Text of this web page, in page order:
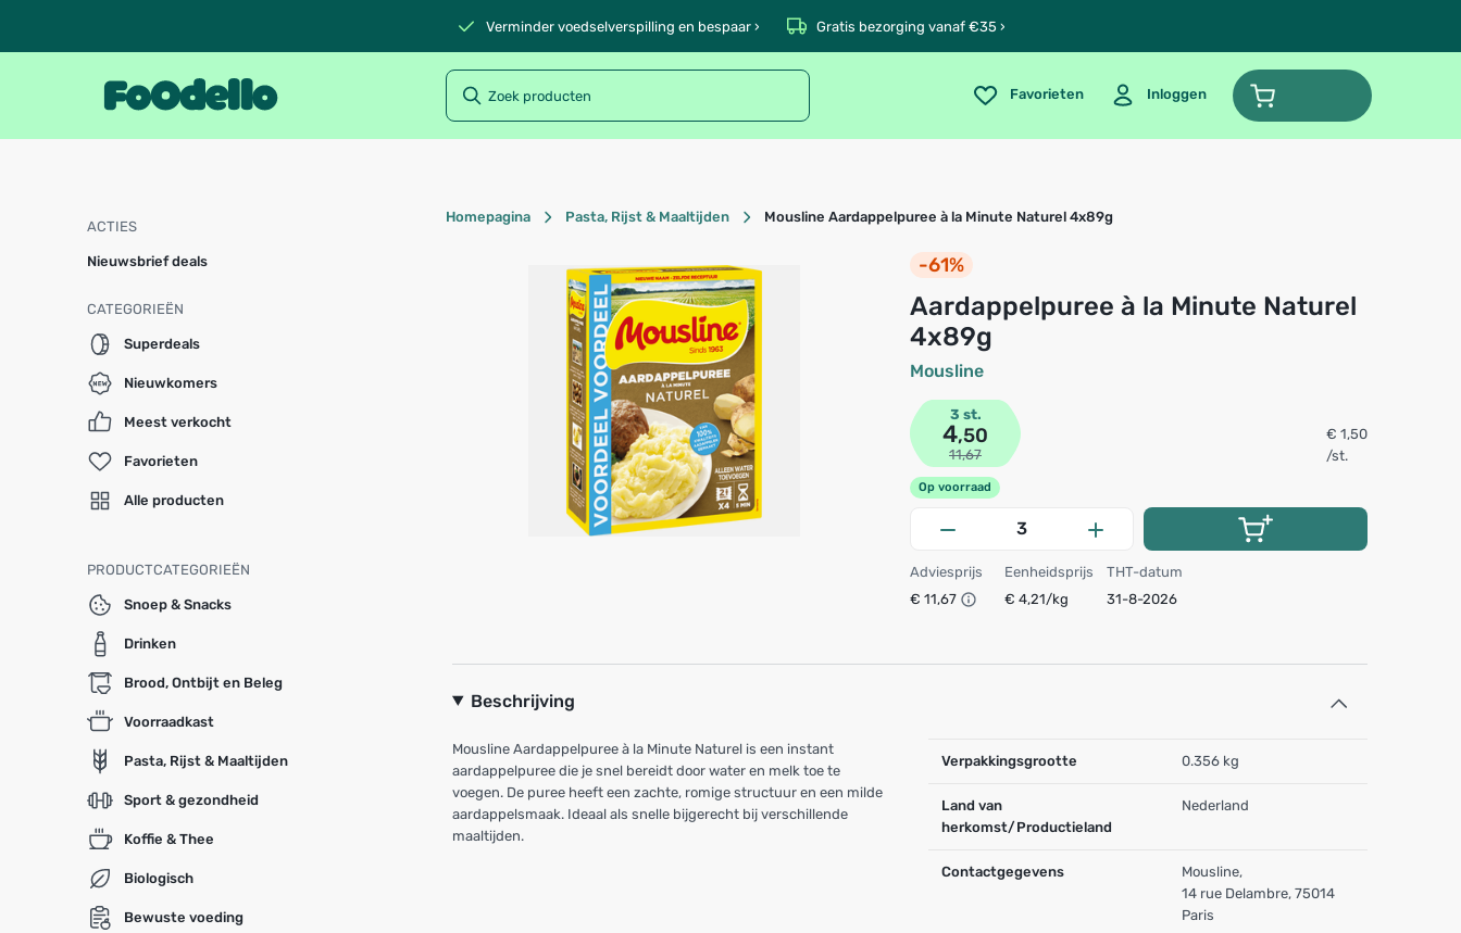
Verminder voedselverspilling en bespaar › Gratis bezorging vanaf €35 ›
Favorieten Inloggen
ACTIES
Nieuwsbrief deals
CATEGORIEËN
Superdeals
Nieuwkomers
Meest verkocht
Favorieten
Alle producten
PRODUCTCATEGORIEËN
Snoep & Snacks
Drinken
Brood, Ontbijt en Beleg
Voorraadkast
Pasta, Rijst & Maaltijden
Sport & gezondheid
Koffie & Thee
Biologisch
Bewuste voeding
Homepagina Pasta, Rijst & Maaltijden Mousline Aardappelpuree à la Minute Naturel 4x89g
-61%
Aardappelpuree à la Minute Naturel
4x89g
Mousline
3 st.
4,50
11,67
€ 1,50
/st.
Op voorraad
Adviesprijs
€ 11,67
Eenheidsprijs
€ 4,21/kg
THT-datum
31-8-2026
Beschrijving
Mousline Aardappelpuree à la Minute Naturel is een instant
aardappelpuree die je snel bereidt door water en melk toe te
voegen. De puree heeft een zachte, romige structuur en een milde
aardappelsmaak. Ideaal als snelle bijgerecht bij verschillende
maaltijden.
Verpakkingsgrootte 0.356 kg
Land van
herkomst/Productieland
Nederland
Contactgegevens
Mousline,
14 rue Delambre, 75014
Paris